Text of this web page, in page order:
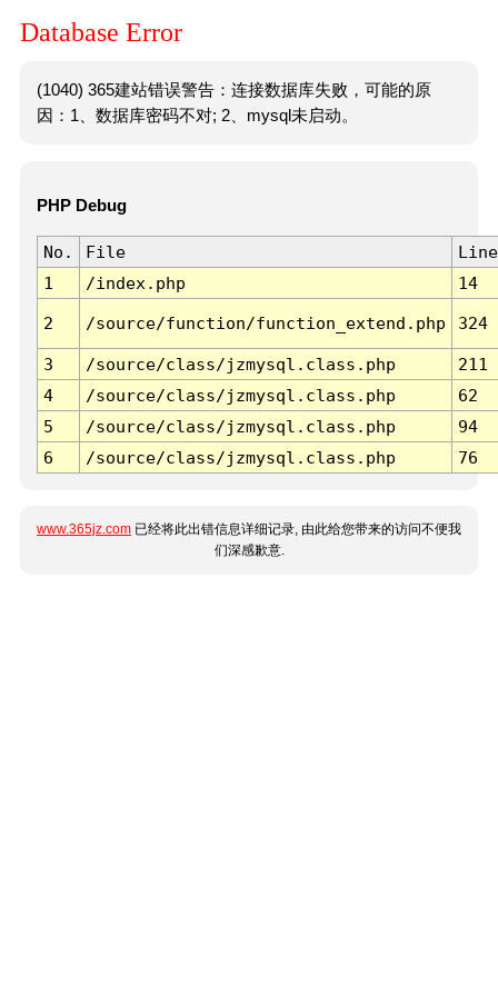
Database Error
(1040) 365建站错误警告：连接数据库失败，可能的原
因：1、数据库密码不对; 2、mysql未启动。
PHP Debug
No. File
Line
1
/index.php 14
2 /source/function/function_extend.php 324
3 /source/class/jzmysql.class.php
211
4
/source/class/jzmysql.class.php
62
5
/source/class/jzmysql.class.php
94
6
/source/class/jzmysql.class.php 76
www.365jz.com 已经将此出错信息详细记录, 由此给您带来的访问不便我
们深感歉意.